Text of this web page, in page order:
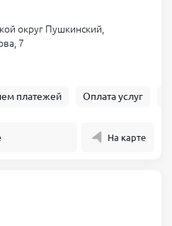
округ Пушкинский,
7
платежей Оплата услуг
На карте